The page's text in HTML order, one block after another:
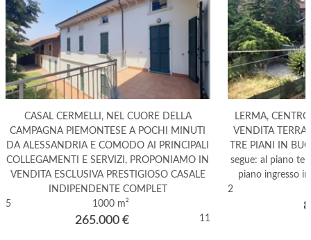
CASAL CERMELLI, NEL CUORE DELLA
CAMPAGNA PIEMONTESE A POCHI MINUTI
DA ALESSANDRIA E COMODO AI PRINCIPALI
COLLEGAMENTI E SERVIZI, PROPONIAMO IN
VENDITA ESCLUSIVA PRESTIGIOSO CASALE
INDIPENDENTE COMPLET
5
1000 m²
11
265.000 €
LERMA,
VENDITA
TRE PIANI IN
segue: al piano
piano ingresso
2